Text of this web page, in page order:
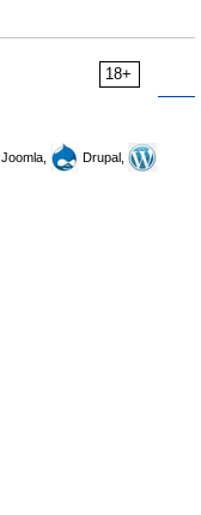
18+
Joomla,
Drupal,